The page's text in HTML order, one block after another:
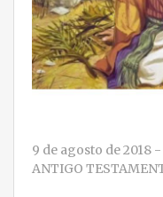
9 de agosto de 2018 -
ANTIGO